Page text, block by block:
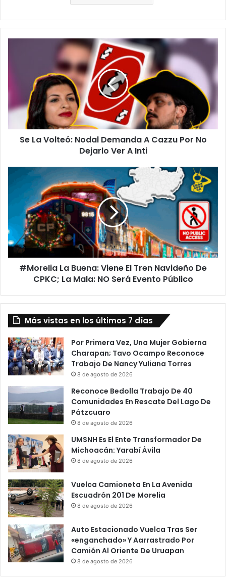
Demanda
Cazzu
No
DejarloSe La Volteó: Nodal Demanda A Cazzu Por No
Dejarlo Ver A Inti
Viene
Tren
Navideño
De
CPKC;
#Morelia La Buena: Viene El Tren Navideño De
CPKC; La Mala: NO Será Evento Público
Más vistas en los últimos 7 días
Por Primera Vez, Una Mujer Gobierna
Charapan; Tavo Ocampo Reconoce
Trabajo De Nancy Yuliana Torres
8 de agosto de 2026
Reconoce Bedolla Trabajo De 40
Comunidades En Rescate Del Lago De
Pátzcuaro
8 de agosto de 2026
UMSNH Es El Ente Transformador De
Michoacán: Yarabí Ávila
8 de agosto de 2026
Vuelca Camioneta En La Avenida
Escuadrón 201 De Morelia
8 de agosto de 2026
Auto Estacionado Vuelca Tras Ser
«enganchado» Y Aarrastrado Por
Camión Al Oriente De Uruapan
8 de agosto de 2026